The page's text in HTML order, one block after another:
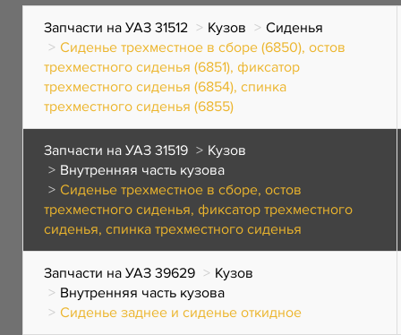
Запчасти на УАЗ 31512 Кузов
Сиденья
Сиденье трехместное в сборе (6850), остов
трехместного сиденья (6851), фиксатор
трехместного сиденья (6854), спинка
трехместного сиденья (6855)
Запчасти на УАЗ 31519
Кузов
Внутренняя часть кузова
Сиденье трехместное в сборе, остов
трехместного сиденья, фиксатор трехместного
сиденья, спинка трехместного сиденья
Запчасти на УАЗ 39629
Кузов
Внутренняя часть кузова
Сиденье заднее и сиденье откидное